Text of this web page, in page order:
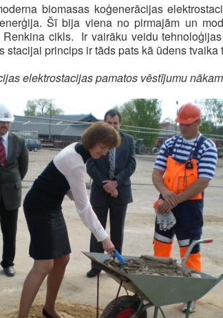
biomasas koģenerācijas
Šī bija viena no pirmajām un
cikls. Ir vairāku veidu
stacijai princips ir tāds pats kā ūdens
elektrostacijas pamatos vēstījumu